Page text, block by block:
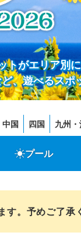
トがエリア別
、遊べるスポ
中国 四国 九州
プール
。予めご了承